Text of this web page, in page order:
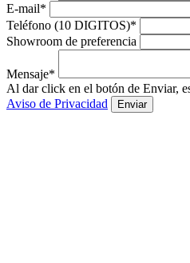
E-mail*
Teléfono (10 DIGITOS)*
Showroom de preferencia
Mensaje*
Al dar click en el botón de Enviar,
Aviso de Privacidad